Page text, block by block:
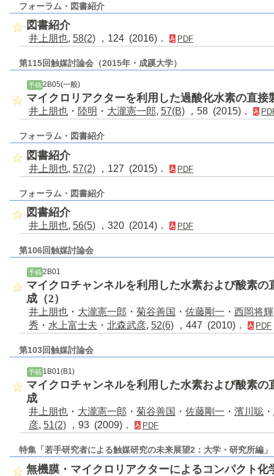
フォーラム・図書紹介
図書紹介
井上朋也, 58(2) ，124 (2016)． PDF
第115回触媒討論会（2015年・成蹊大学）
予稿 2B05(一般)
マイクロリアクターを利用した過酸化水素の直
井上朋也 ・ 陸明 ・ 大瀧憲一郎, 57(B) ，58 (2015)．
フォーラム・図書紹介
図書紹介
井上朋也, 57(2) ，127 (2015)． PDF
フォーラム・図書紹介
図書紹介
井上朋也, 56(5) ，320 (2014)． PDF
第106回触媒討論会
予稿 2B01
マイクロチャンネルを利用した水素および酸素
成（2）
井上朋也 ・ 大瀧憲一郎 ・ 菊谷善国 ・ 佐藤剛一 ・ 西岡将輝
秀 ・ 水上富士夫 ・ 北森武彦, 52(6) ，447 (2010)． PDF
第103回触媒討論会
予稿 1B01(B1)
マイクロチャンネルを利用した水素および酸素
成
井上朋也 ・ 大瀧憲一郎 ・ 菊谷善国 ・ 佐藤剛一 ・ 濱川聡 ・
彦, 51(2) ，93 (2009)． PDF
特集「若手研究者による触媒研究の未来展望2：大学・研究所編」
無機膜・マイクロリアクターによるコンパクト化